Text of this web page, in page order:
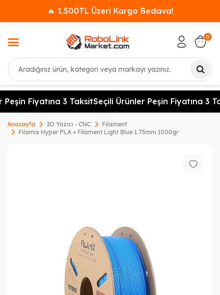
🔥 1.500TL Üzeri Kargo Bedava!
Ara
0
Fiyatına 3 TaksitSeçili Ürünler Peşin Fiyatına 3
Anasayfa 3D Yazıcı - CNC
Filament
Filamix Hyper PLA + Filament Light Blue 1.75mm 1000gr